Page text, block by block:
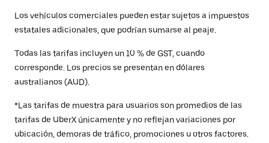
Los vehículos comerciales pueden estar sujetos a impuestos
estatales adicionales, que podrían sumarse al peaje.
Todas las tarifas incluyen un 10 % de GST, cuando
corresponde. Los precios se presentan en dólares
australianos (AUD).
*Las tarifas de muestra para usuarios son promedios de las
tarifas de UberX únicamente y no reflejan variaciones por
ubicación, demoras de tráfico, promociones u otros factores.